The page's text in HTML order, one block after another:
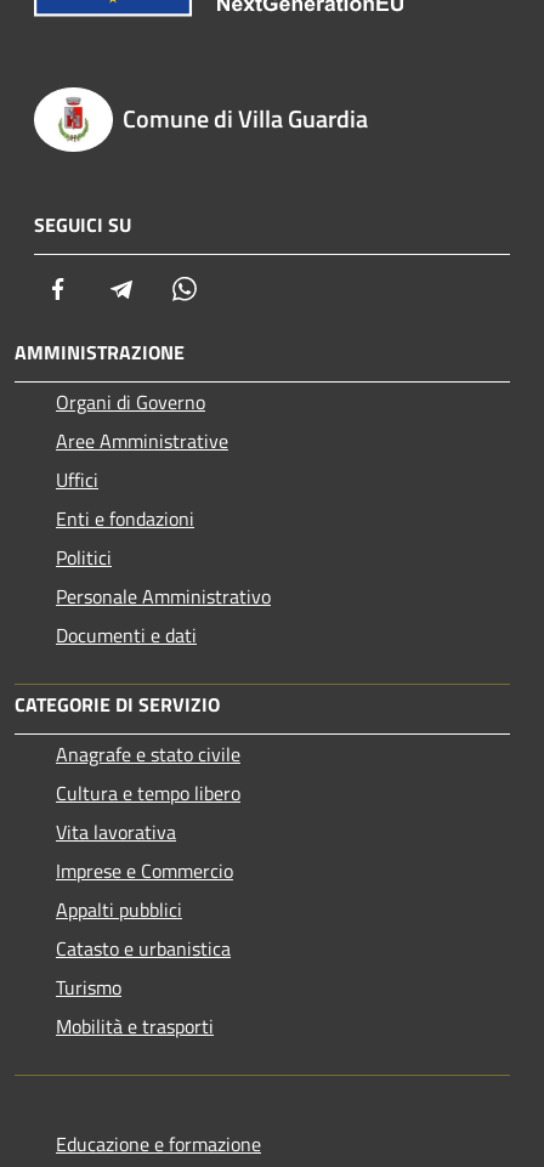
Comune di Villa Guardia
SEGUICI SU
Facebook Telegram
AMMINISTRAZIONE
Organi di Governo
Aree Amministrative
Uffici
Enti e fondazioni
Politici
Personale Amministrativo
Documenti e dati
CATEGORIE DI SERVIZIO
Anagrafe e stato civile
Cultura e tempo libero
Vita lavorativa
Imprese e Commercio
Appalti pubblici
Catasto e urbanistica
Turismo
Mobilità e trasporti
Educazione e formazione